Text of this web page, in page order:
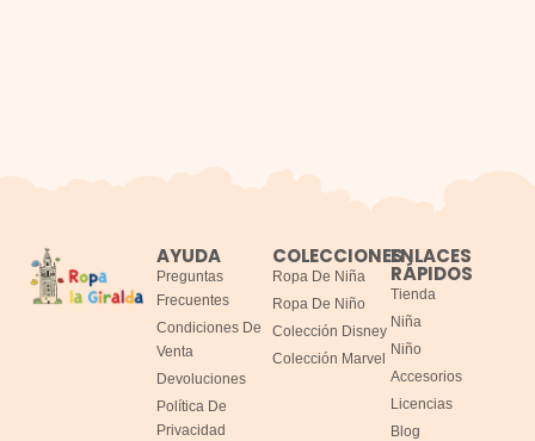
AYUDA
Preguntas
Frecuentes
Condiciones De
Venta
Devoluciones
Política De
Privacidad
COLECCIONES
Ropa De Niña
Ropa De Niño
Colección Disney
Colección Marvel
ENLACES
RÁPIDOS
Tienda
Niña
Niño
Accesorios
Licencias
Blog